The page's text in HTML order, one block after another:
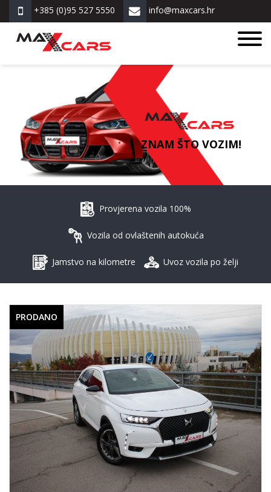
+385 (0)95 527 5550 info@maxcars.hr
ZNAM ŠTO VOZIM!
Provjerena vozila 100%
Vozila od ovlaštenih autokuća
Jamstvo na kilometre Uvoz vozila po želji
PRODANO